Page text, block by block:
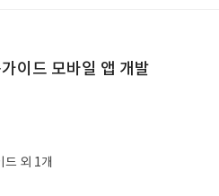
이드 모바일 앱 개발
드 외 1개